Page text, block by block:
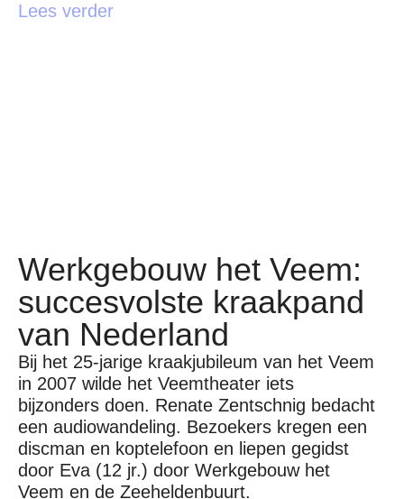
Lees verder
Werkgebouw het Veem:
succesvolste kraakpand
van Nederland
Bij het 25-jarige kraakjubileum van het Veem
in 2007 wilde het Veemtheater iets
bijzonders doen. Renate Zentschnig bedacht
een audiowandeling. Bezoekers kregen een
discman en koptelefoon en liepen gegidst
door Eva (12 jr.) door Werkgebouw het
Veem en de Zeeheldenbuurt.